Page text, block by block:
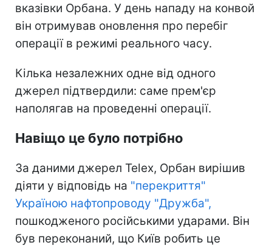
вказівки Орбана. У день нападу на конвой
він отримував оновлення про перебіг
операції в режимі реального часу.
Кілька незалежних одне від одного
джерел підтвердили: саме прем'єр
наполягав на проведенні операції.
Навіщо це було потрібно
За даними джерел Telex, Орбан вирішив
діяти у відповідь на "перекриття"
Україною нафтопроводу "Дружба",
пошкодженого російськими ударами. Він
був переконаний, що Київ робить це